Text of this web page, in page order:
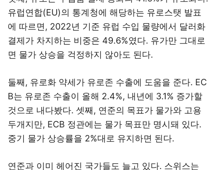
유럽연합(EU)의 통계청에 해당하는 유로스탯 발표
에 따르면, 2022년 기준 유럽 수입 물량에서 달러화
결제가 차지하는 비중은 49.6%였다. 유가만 그대로
면 물가 상승을 걱정하지 않아도 된다.
둘째, 유로화 약세가 유로존 수출에 도움을 준다. EC
B는 유로존 수출이 올해 2.4%, 내년에 3.1% 증가할
것으로 내다봤다. 셋째, 연준의 목표가 물가와 고용
두개지만, ECB 정관에는 물가 목표만 명시돼 있다.
중기 물가 상승률을 2%대로 유지하면 된다.
연준과 이미 헤어진 국가들도 늘고 있다. 스위스는